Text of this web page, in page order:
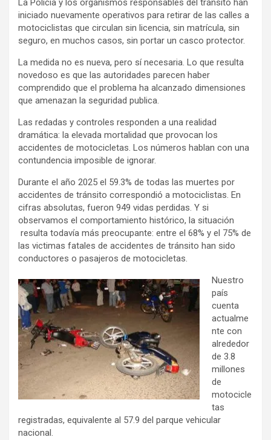
La Policía y los organismos responsables del tránsito han
iniciado nuevamente operativos para retirar de las calles a
motociclistas que circulan sin licencia, sin matrícula, sin
seguro, en muchos casos, sin portar un casco protector.
La medida no es nueva, pero sí necesaria. Lo que resulta
novedoso es que las autoridades parecen haber
comprendido que el problema ha alcanzado dimensiones
que amenazan la seguridad publica.
Las redadas y controles responden a una realidad
dramática: la elevada mortalidad que provocan los
accidentes de motocicletas. Los números hablan con una
contundencia imposible de ignorar.
Durante el año 2025 el 59.3% de todas las muertes por
accidentes de tránsito correspondió a motociclistas. En
cifras absolutas, fueron 949 vidas perdidas. Y si
observamos el comportamiento histórico, la situación
resulta todavía más preocupante: entre el 68% y el 75% de
las victimas fatales de accidentes de tránsito han sido
conductores o pasajeros de motocicletas.
Nuestro
país
cuenta
actualme
nte con
alrededor
de 3.8
millones
de
motocicle
tas
registradas, equivalente al 57.9 del parque vehicular
nacional.